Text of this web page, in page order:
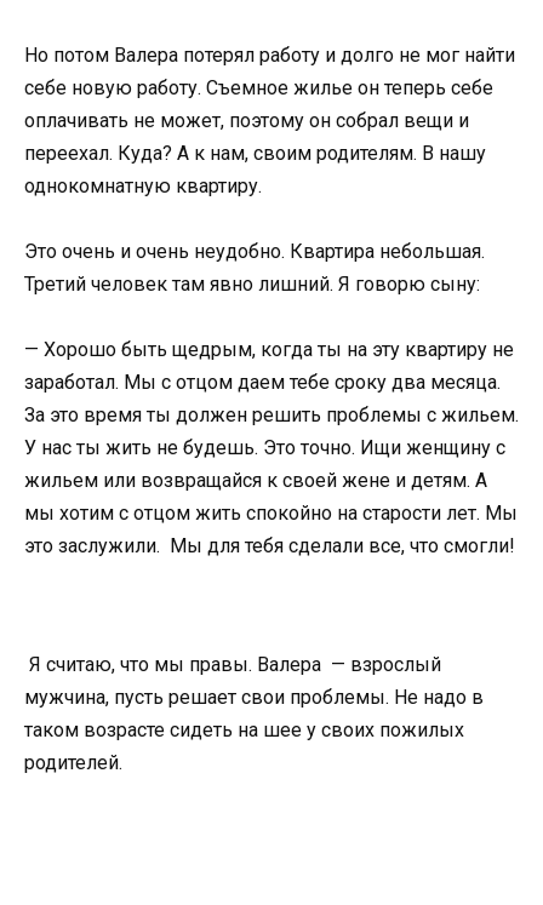
Но потом Валера потерял работу и долго не мог найти
себе новую работу. Съемное жилье он теперь себе
оплачивать не может, поэтому он собрал вещи и
переехал. Куда? А к нам, своим родителям. В нашу
однокомнатную квартиру.
Это очень и очень неудобно. Квартира небольшая.
Третий человек там явно лишний. Я говорю сыну:
— Хорошо быть щедрым, когда ты на эту квартиру не
заработал. Мы с отцом даем тебе сроку два месяца.
За это время ты должен решить проблемы с жильем.
У нас ты жить не будешь. Это точно. Ищи женщину с
жильем или возвращайся к своей жене и детям. А
мы хотим с отцом жить спокойно на старости лет. Мы
это заслужили. Мы для тебя сделали все, что смогли!
Я считаю, что мы правы. Валера — взрослый
мужчина, пусть решает свои проблемы. Не надо в
таком возрасте сидеть на шее у своих пожилых
родителей.